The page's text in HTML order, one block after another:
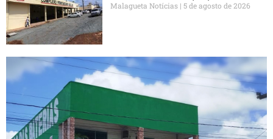
Malagueta Notícias 5 de agosto de 2026